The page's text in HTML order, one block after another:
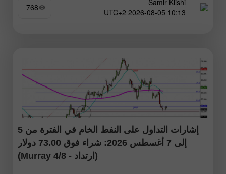
وهو ما سيسمح
Samir Klishi
10:13 2026-08-05 UTC+2
768
إشارات التداول على النفط الخام في الفترة من 5
إلى 7 أغسطس 2026: شراء فوق 73.00 دولار
(ارتداد - 4/8 Murray)